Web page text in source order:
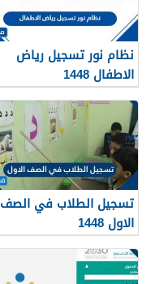
نظام نور تسجيل رياض
الاطفال 1448
تسجيل الطلاب في الصف
الاول 1448